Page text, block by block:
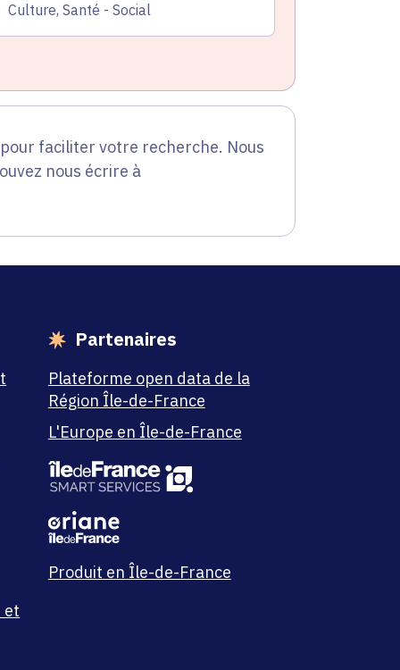
Culture, Santé - Social
faciliter votre recherche. Nous
nous écrire à
et
Partenaires
Plateforme open data de la
Région Île-de-France
L'Europe en Île-de-France
Produit en Île-de-France